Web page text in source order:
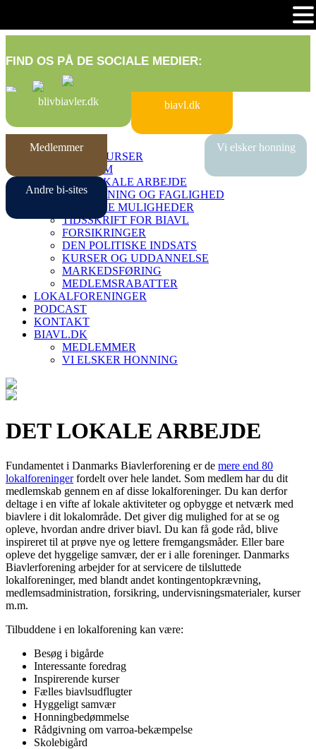
FIND OS PÅ DE SOCIALE MEDIER:
blivbiavler.dk biavl.dk
Medlemmer Vi elsker honning
Andre bi-sites
KOM I GANG
BEGYNDERKURSER
BLIV MEDLEM
DET LOKALE ARBEJDE
RÅDGIVNING OG FAGLIGHED
DIGITALE MULIGHEDER
TIDSSKRIFT FOR BIAVL
FORSIKRINGER
DEN POLITISKE INDSATS
KURSER OG UDDANNELSE
MARKEDSFØRING
MEDLEMSRABATTER
LOKALFORENINGER
PODCAST
KONTAKT
BIAVL.DK
MEDLEMMER
VI ELSKER HONNING
DET LOKALE ARBEJDE
Fundamentet i Danmarks Biavlerforening er de mere end 80
lokalforeningerfordelt over hele landet. Som medlem har du dit
medlemskab gennem en af disse lokalforeninger. Du kan derfor
deltage i en vifte af lokale aktiviteter og opbygge et netværk med
biavlere i dit lokalområde. Det giver dig mulighed for at se og
opleve, hvordan andre driver biavl. Du kan få gode råd, blive
inspireret til at prøve nye og lettere fremgangsmåder. Eller bare
opleve det hyggelige samvær, der er i alle foreninger. Danmarks
Biavlerforening arbejder for at servicere de tilsluttede
lokalforeninger, med blandt andet kontingentopkrævning,
medlemsadministration, forsikring, undervisningsmaterialer, kurser
m.m.
Tilbuddene i en lokalforening kan være:
Besøg i bigårde
Interessante foredrag
Inspirerende kurser
Fælles biavlsudflugter
Hyggeligt samvær
Honningbedømmelse
Rådgivning om varroa-bekæmpelse
Skolebigård